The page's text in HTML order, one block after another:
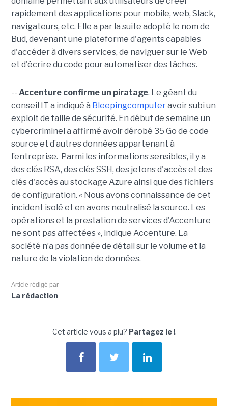
rapidement des applications pour mobile, web, Slack,
navigateurs, etc. Elle a par la suite adopté le nom de
Bud, devenant une plateforme d'agents capables
d'accéder à divers services, de naviguer sur le Web
et d'écrire du code pour automatiser des tâches.
-- Accenture confirme un piratage. Le géant du
conseil IT a indiqué à Bleepingcomputeravoir subi un
exploit de faille de sécurité. En début de semaine un
cybercriminel a affirmé avoir dérobé 35 Go de code
source et d’autres données appartenant à
l’entreprise. Parmi les informations sensibles, il y a
des clés RSA, des clés SSH, des jetons d'accès et des
clés d'accès au stockage Azure ainsi que des fichiers
de configuration. « Nous avons connaissance de cet
incident isolé et en avons neutralisé la source. Les
opérations et la prestation de services d'Accenture
ne sont pas affectées », indique Accenture. La
société n’a pas donnée de détail sur le volume et la
nature de la violation de données.
Article rédigé par
La rédaction
Cet article vous a plu? Partagez le !